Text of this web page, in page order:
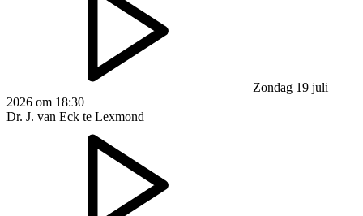
Zondag 19 juli
2026 om 18:30
Dr. J. van Eck te Lexmond